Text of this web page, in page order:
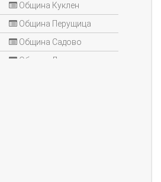
Община Куклен
Община Перущица
Община Садово
Община Лъки